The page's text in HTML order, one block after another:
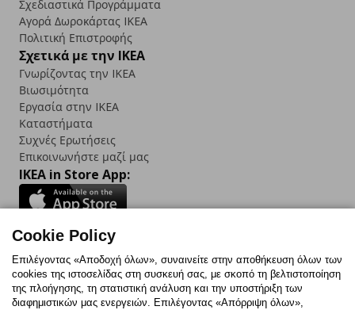
Σχεδιαστικά Προγράμματα
Αγορά Δωρoκάρτας IKEA
Πολιτική Επιστροφής
Σχετικά με την IKEA
Γνωρίζοντας την IKEA
Βιωσιμότητα
Εργασία στην IKEA
Καταστήματα
Συχνές Ερωτήσεις
Επικοινωνήστε μαζί μας
IKEA in Store App:
Follow us:
FacebookInstagram
TikTokYoutubePinterestTwitter
Cookie Policy
Επιλέγοντας «Αποδοχή όλων», συναινείτε στην αποθήκευση όλων των
cookies της ιστοσελίδας στη συσκευή σας, με σκοπό τη βελτιστοποίηση
της πλοήγησης, τη στατιστική ανάλυση και την υποστήριξη των
διαφημιστικών μας ενεργειών. Επιλέγοντας «Απόρριψη όλων»,